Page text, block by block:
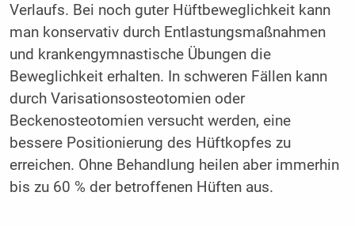
Verlaufs. Bei noch guter Hüftbeweglichkeit kann
man konservativ durch Entlastungsmaßnahmen
und krankengymnastische Übungen die
Beweglichkeit erhalten. In schweren Fällen kann
durch Varisationsosteotomien oder
Beckenosteotomien versucht werden, eine
bessere Positionierung des Hüftkopfes zu
erreichen. Ohne Behandlung heilen aber immerhin
bis zu 60 % der betroffenen Hüften aus.